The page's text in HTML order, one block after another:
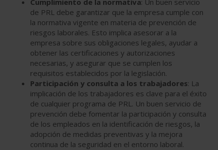
Cumplimiento de la normativa: Un buen servicio
de PRL debe garantizar que la empresa cumple con
la normativa vigente en materia de prevención de
riesgos laborales. Esto implica asesorar a la
empresa sobre sus obligaciones legales, ayudar a
obtener las certificaciones y autorizaciones
necesarias, y asegurar que se cumplen los
requisitos establecidos por la legislación.
Participación y consulta a los trabajadores: La
implicación de los trabajadores es clave para el éxito
de cualquier programa de PRL. Un buen servicio de
prevención debe fomentar la participación y consulta
de los empleados en la identificación de riesgos, la
adopción de medidas preventivas y la mejora
continua de la seguridad en el entorno laboral.